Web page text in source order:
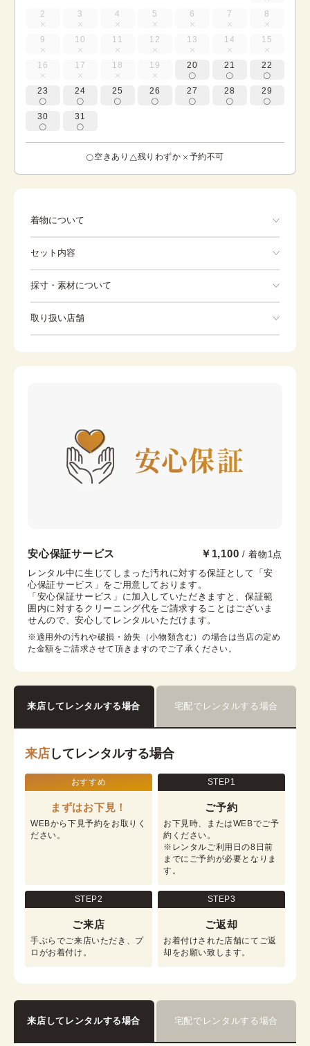
2 3 4 5 6 7 8
9 10 11 12 13 14 15
16 17 18 19 20 21 22
23 24 25 26 27 28 29
30 31
空きあり 残りわずか 予約不可
着物について
「おしどり夫婦」という言葉が使われるほど有名な鳥で
わずご着用いただけます。
セット内容
※着付けに必要な一式をすべて含みます。
着物
足袋 肌着
帯揚げ 伊達襟
末広 コーリンベルト
採寸・素材について
身丈 158cm
取り扱い店舗
埼玉県川越市新富町1-9-4 米山ビル1F
営業時間： 09:00~ 17:00
着付け最終受付時間：16:00
返却締め切り時間：16:30
安心保証サービス ￥1,100 / 着物1点
レンタル中に生じてしまった汚れに対する保証として「安
心保証サービス」をご用意しております。
「安心保証サービス」に加入していただきますと、保証範
囲内に対するクリーニング代をご請求することはございま
せんので、安心してレンタルいただけます。
※適用外の汚れや破損・紛失（小物類含む）の場合は当店の定め
た金額をご請求させて頂きますのでご了承ください。
来店してレンタルする場合 宅配でレンタルする場合
来店 してレンタルする場合
おすすめ
まずはお下見！
WEBから下見予約をお取りく
ださい。
STEP1
ご予約
お下見時、またはWEBでご予
約ください。
※レンタルご利用日の8日前
までにご予約が必要となりま
す。
STEP2
ご来店
手ぶらでご来店いただき、プ
ロがお着付け。
STEP3
ご返却
お着付けされた店舗にてご返
却をお願い致します。
来店してレンタルする場合 宅配でレンタルする場合